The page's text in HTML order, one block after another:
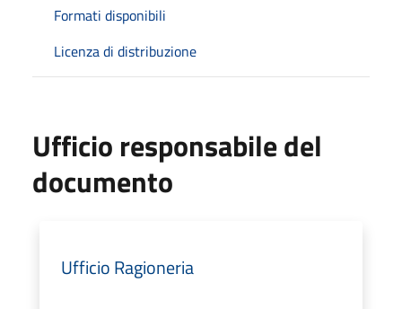
Formati disponibili
Licenza di distribuzione
Ufficio responsabile del
documento
Ufficio Ragioneria